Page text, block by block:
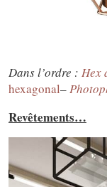
Dans l’ordre : Hex
hexagonal–
Revêtements…